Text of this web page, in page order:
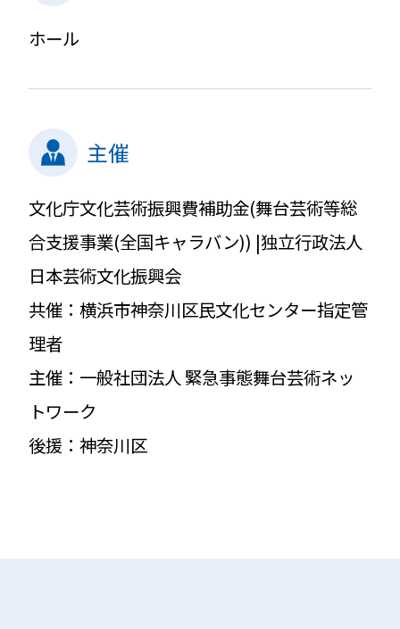
ホール
主催
文化庁文化芸術振興費補助金(舞台芸術等総
合支援事業(全国キャラバン)) |独立行政法人
日本芸術文化振興会
共催：横浜市神奈川区民文化センター指定管
理者
主催：一般社団法人 緊急事態舞台芸術ネッ
トワーク
後援：神奈川区